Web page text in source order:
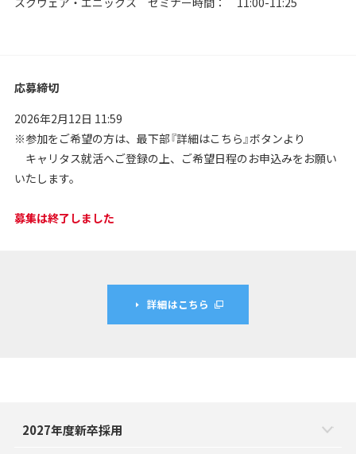
応募締切
2026年2月12日 11:59
※参加をご希望の方は、最下部『詳細はこちら』ボタンより
キャリタス就活へご登録の上、ご希望日程のお申込みをお願い
いたします。
募集は終了しました
詳細はこちら
2027年度新卒採用